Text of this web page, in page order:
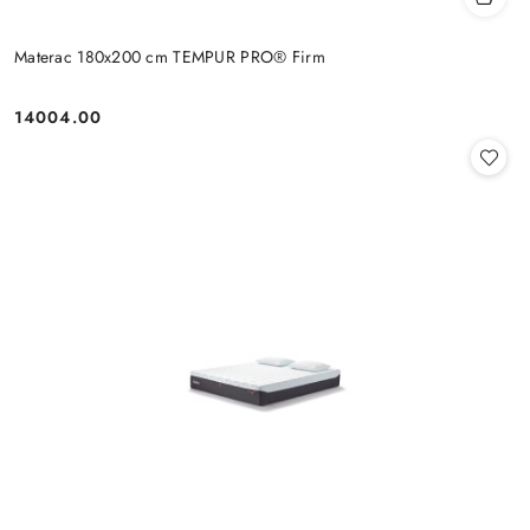
Materac 180x200 cm TEMPUR PRO® Firm
Cena:
14004.00